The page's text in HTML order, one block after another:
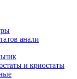
анали
и криостаты